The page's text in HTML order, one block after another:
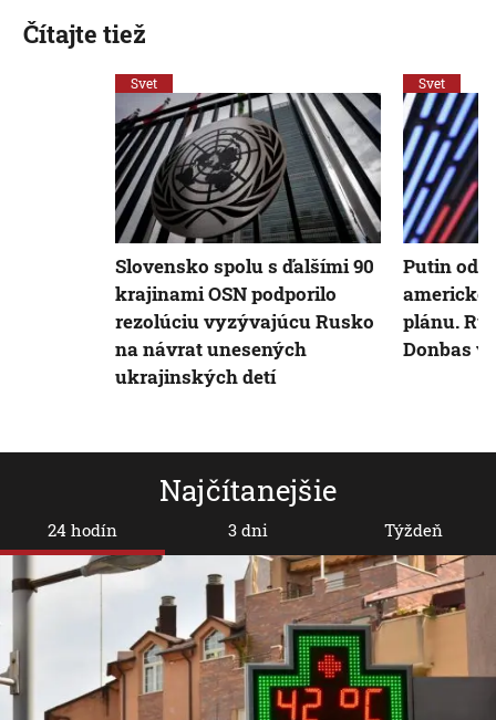
Najčítanejšie
24 hodín 3 dni Týždeň
Čítajte tiež
Svet
Slovensko spolu s ďalšími 90
krajinami OSN podporilo
rezolúciu vyzývajúcu Rusko
na návrat unesených
ukrajinských detí
Svet
Putin
plánu.
Donbas